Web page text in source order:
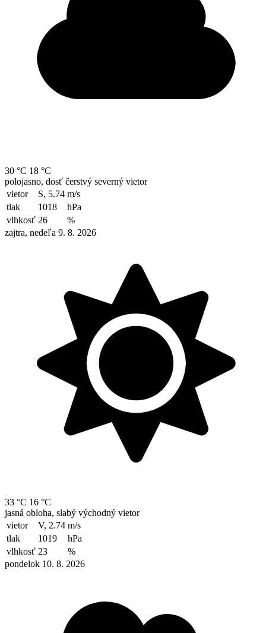
30 °C 18 °C
polojasno, dosť čerstvý severný vietor
vietor
S, 5.74 m/s
tlak
1018
hPa
vlhkosť 26
%
zajtra, nedeľa 9. 8. 2026
33 °C 16 °C
jasná obloha, slabý východný vietor
vietor
V, 2.74 m/s
tlak
1019
hPa
vlhkosť 23
%
pondelok 10. 8. 2026